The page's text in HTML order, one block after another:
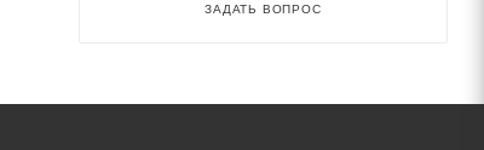
ЗАДАТЬ ВОПРОС